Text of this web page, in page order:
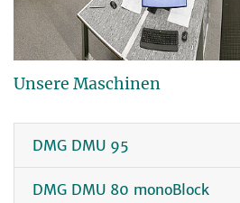
Unsere Maschinen
DMG DMU 95
DMG DMU 80 monoBlock